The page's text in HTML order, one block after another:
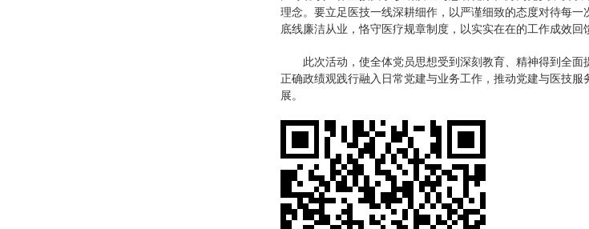
理念。要立足医技一线深耕细作，以严谨细致的态度对待每
底线廉洁从业，恪守医疗规章制度，以实实在在的工作成效回
此次活动，使全体党员思想受到深刻教育、精神得到全
正确政绩观践行融入日常党建与业务工作，推动党建与医技
展。